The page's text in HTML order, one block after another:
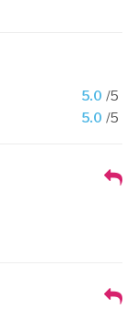
5.0 /5
5.0 /5